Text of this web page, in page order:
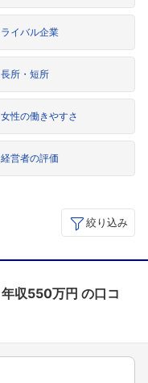
ライバル企業
長所・短所
女性の働きやすさ
経営者の評価
絞り込み
年収550万円 の口コ